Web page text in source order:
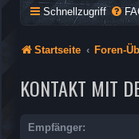
Schnellzugriff
Startseite Foren-
KONTAKT MIT
Empfänger: